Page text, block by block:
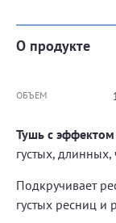
О продукте
ОБЪЕМ
Тушь с
густых,
Подкручивает
густых ресниц и